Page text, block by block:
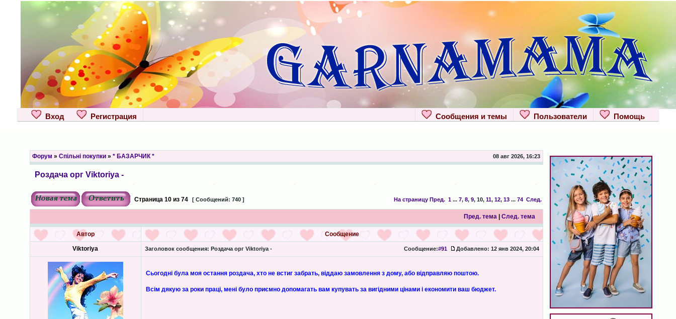
Вход Регистрация Помощь
Пользователи
Сообщения и темы
Форум » Спільні покупки» * БАЗАРЧИК * 08 авг 2026, 16:23
Роздача орг Viktoriya -
Страница 10из 74 [ Сообщений: 740 ] На страницу Пред. 1... 7, 8, 9, 10, 11, 12, 13... 74 След.
Пред. тема| След. тема
Автор Сообщение
Viktoriya Заголовок сообщения: Роздача орг Viktoriya - Сообщение:#91 Добавлено: 12 янв 2024, 20:04
Сьогодні була моя остання роздача, хто не встиг забрать, віддаю замовлення з дому, або відправляю поштою.
Всім дякую за роки праці, мені було приємно допомагать вам купувать за вигідними цінами і економити ваш бюджет.